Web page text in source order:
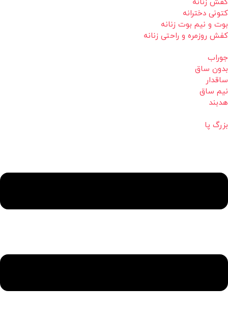
کفش زنانه
کتونی دخترانه
بوت و نیم بوت زنانه
کفش روزمره و راحتی زنانه
جوراب
بدون ساق
ساقدار
نیم ساق
هدبند
بزرگ پا